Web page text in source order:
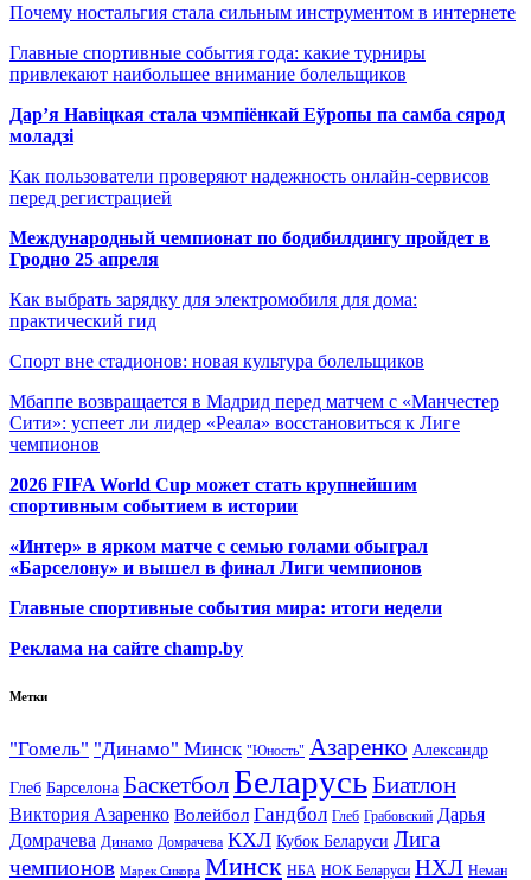
Почему ностальгия стала сильным инструментом в интернете
Главные спортивные события года: какие турниры
привлекают наибольшее внимание болельщиков
Дар’я Навіцкая стала чэмпіёнкай Еўропы па самба сярод
моладзі
Как пользователи проверяют надежность онлайн-сервисов
перед регистрацией
Международный чемпионат по бодибилдингу пройдет в
Гродно 25 апреля
Как выбрать зарядку для электромобиля для дома:
практический гид
Спорт вне стадионов: новая культура болельщиков
Мбаппе возвращается в Мадрид перед матчем с «Манчестер
Сити»: успеет ли лидер «Реала» восстановиться к Лиге
чемпионов
2026 FIFA World Cup может стать крупнейшим
спортивным событием в истории
«Интер» в ярком матче с семью голами обыграл
«Барселону» и вышел в финал Лиги чемпионов
Главные спортивные события мира: итоги недели
Реклама на сайте champ.by
Метки
"Гомель" "Динамо" Минск "Юность" Азаренко Александр
Глеб Барселона Баскетбол БеларусьБиатлон
Виктория Азаренко Волейбол Гандбол Глеб Грабовский Дарья
Домрачева Динамо Домрачева КХЛ Кубок Беларуси Лига
чемпионов Марек Сикора Минск НБА НОК Беларуси НХЛ Неман